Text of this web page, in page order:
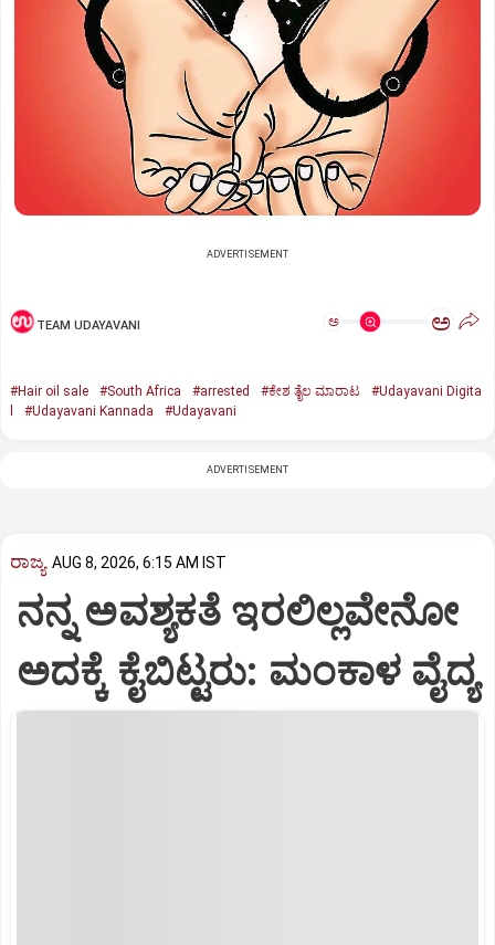
ADVERTISEMENT
TEAM UDAYAVANI ಅ ಅ
#Hair oil sale #South Africa #arrested #ಕೇಶ ತೈಲ ಮಾರಾಟ
#Udayavani Digita
#Udayavani Kannada #Udayavani
ADVERTISEMENT
ರಾಜ್ಯ AUG 8, 2026, 6:15 AM IST
ನನ್ನ ಅವಶ್ಯಕತೆ ಇರಲಿಲ್ಲವೇನೋ
ಅದಕ್ಕೆ ಕೈಬಿಟ್ಟರು: ಮಂಕಾಳ ವೈದ್ಯ